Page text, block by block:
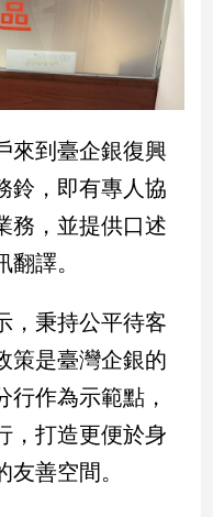
來到臺企銀復興
鈴，即有專人協
務，並提供口述
譯。
，秉持公平待客
策是臺灣企銀的
行作為示範點，
，打造更便於身
善空間。